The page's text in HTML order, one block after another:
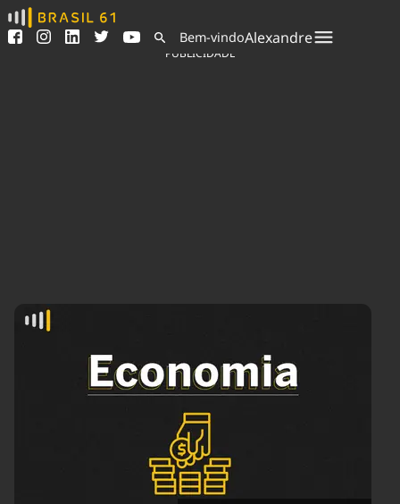
Ver todas as notícias
Podcasts
Indicadores
Agronegócios
Economia
Educação
Infraestrutura
Internacional
Podcast
Política
Saúde
Bem-vindoAlexandre
PUBLICIDADE